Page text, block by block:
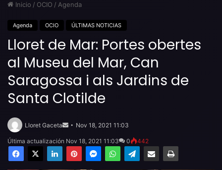
Inicio / OCIO / Agenda
Agenda OCIO ÚLTIMAS NOTICIAS
Lloret de Mar: Portes obertes
al Museu del Mar, Can
Saragossa i als Jardins de
Santa Clotilde
Lloret Gaceta
email
Nov 18, 2021 11:03
Última actualización Nov 18, 2021 11:03 0 442
Facebook
X LinkedInPinterestMessengerWhatsAppTelegramCompartir por email Imprimir